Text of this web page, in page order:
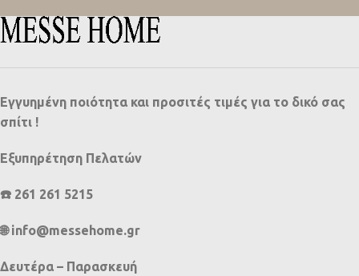
Εγγυημένη ποιότητα και προσιτές τιμές για το δικό σας
σπίτι !
Εξυπηρέτηση Πελατών
☎️ 261 261 5215
🌐 info@messehome.gr
Δευτέρα – Παρασκευή